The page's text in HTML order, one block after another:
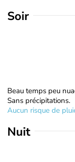
Soir
Beau temps peu
Sans précipitations.
Aucun risque de
Nuit